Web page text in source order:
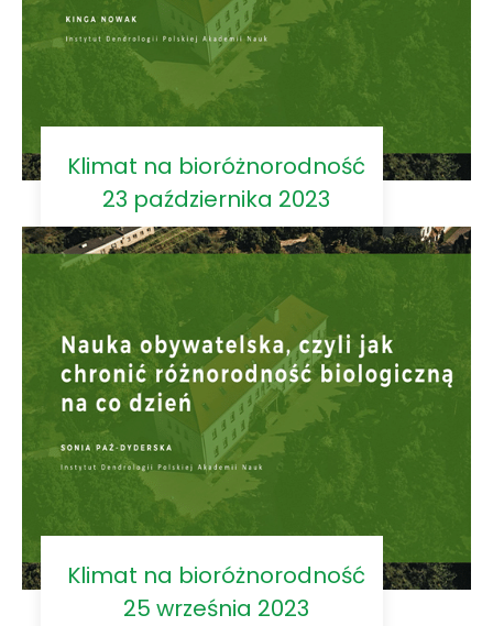
Klimat na bioróżnorodność
23 października 2023
Klimat na bioróżnorodność
25 września 2023